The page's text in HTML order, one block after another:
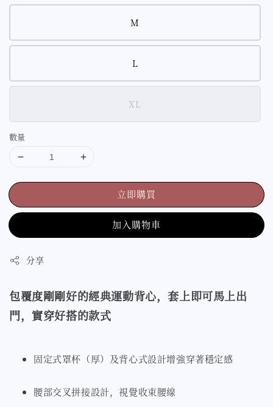
M
L
XL
數量
立即購買
加入購物車
分享
包覆度剛剛好的經典運動背心，套上即可馬上出
門，實穿好搭的款式
固定式罩杯（厚）及背心式設計增強穿著穩定感
腰部交叉拼接設計，視覺收束腰線